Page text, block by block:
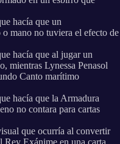
hacía que un
mano no tuviera el efecto de
hacía que al jugar un
mientras Lynessa Penasol
Canto marítimo
hacía que la Armadura
no contara para cartas
que ocurría al convertir
Rey Exánime en una carta